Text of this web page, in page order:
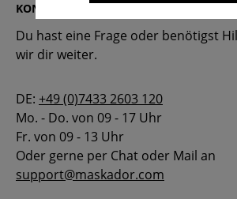
KONTAKT
Du hast eine Frage oder benötigst
wir dir weiter.
DE: +49 (0)7433 2603 120
Mo. - Do. von 09 - 17 Uhr
Fr. von 09 - 13 Uhr
Oder gerne per Chat oder Mail an
support@maskador.com